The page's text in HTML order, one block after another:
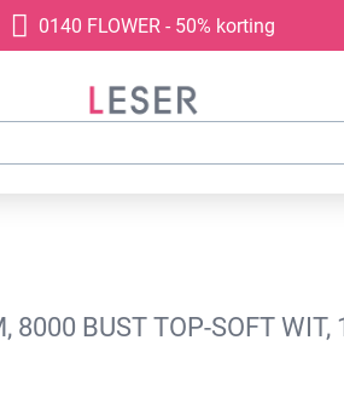
0140 FLOWER - 50% korting
8000 BUST TOP-SOFT